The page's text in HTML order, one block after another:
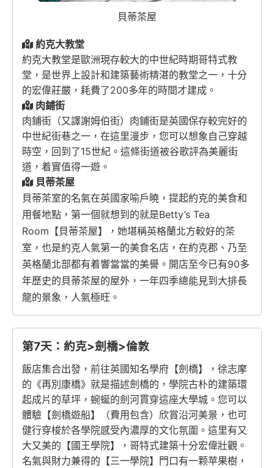
貝蒂茶屋
約克大教堂
約克大教堂是歐洲現存較大的中世紀時期哥特式教
堂，是世界上設計和建築藝術精湛的教堂之一，十分
的宏偉莊嚴，耗費了200多年的時間才建成。
肉鋪街
肉鋪街（又譯謝姆伯街）肉鋪街是英國保存較完好的
中世紀街巷之一，在這里漫步，您可以想象自己穿越
時空，回到了15世紀。這條街道被谷歌評為美麗街
道，着實值得一遊。
貝蒂茶屋
貝蒂茶室的名氣在英國家喻戶曉， 提起約克的美食和
用餐地點，第一個就想到的就是Betty’s Tea
Room【貝蒂茶屋】，她堪稱英格蘭北方較好的茶
室，也是約克人氣第一的美食名店，在約克郡、乃至
英格蘭北部都有着響當當的美譽。開店至今已有90多
年歷史的貝蒂茶屋的屋外，一年四季總能見到大排長
龍的景象，人氣極旺。
第7天：約克>劍橋>倫敦
飯店集合出發，前往英國知名學府【劍橋】，徐志摩
的《再別康橋》就是描述劍橋的，學院古朴的建築環
起成片的草坪，蜿蜒的劍河貫穿這座大學城。您可以
體驗【劍橋遊船】（費用包含）欣賞沿河美景，也可
健行穿梭於各學院感受內濃厚的文化氛圍。這里有又
大又美的【國王學院】，哥特式建築十分宏偉壯觀。
名氣與財力兼得的【三一學院】門口有一颗苹果樹，